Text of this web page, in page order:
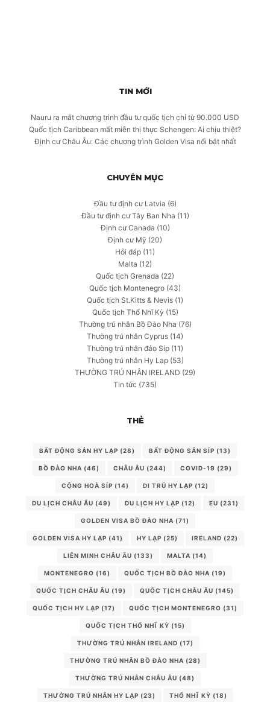
TIN MỚI
Nauru ra mắt chương trình đầu tư quốc tịch chỉ từ 90.000 USD
Quốc tịch Caribbean mất miễn thị thực Schengen: Ai chịu thiệt?
Định cư Châu Âu: Các chương trình Golden Visa nổi bật nhất
CHUYÊN MỤC
Đầu tư định cư Latvia (6)
Đầu tư định cư Tây Ban Nha (11)
Định cư Canada (10)
Định cư Mỹ (20)
Hỏi đáp (11)
Malta (12)
Quốc tịch Grenada (22)
Quốc tịch Montenegro (43)
Quốc tịch St.Kitts & Nevis (1)
Quốc tịch Thổ Nhĩ Kỳ (15)
Thường trú nhân Bồ Đào Nha (76)
Thường trú nhân Cyprus (14)
Thường trú nhân đảo Síp (11)
Thường trú nhân Hy Lạp(53)
THƯỜNG TRÚ NHÂN IRELAND (29)
Tin tức (735)
THẺ
BẤT ĐỘNG SẢN HY LẠP (28) BẤT ĐỘNG SẢN SÍP (13)
BỒ ĐÀO NHA (46) CHÂU ÂU (244) COVID-19 (29)
CỘNG HOÀ SÍP (14) DI TRÚ HY LẠP (12)
DU LỊCH CHÂU ÂU (49) DU LỊCH HY LẠP (12) EU (231)
GOLDEN VISA BỒ ĐÀO NHA (71)
GOLDEN VISA HY LẠP (41) HY LẠP (25) IRELAND (22)
LIÊN MINH CHÂU ÂU (133) MALTA (14)
MONTENEGRO (16) QUỐC TỊCH BỒ ĐÀO NHA (19)
QUỐC TỊCH CHÂU ÂU (19) QUỐC TỊCH CHÂU ÂU (145)
QUỐC TỊCH HY LẠP (17) QUỐC TỊCH MONTENEGRO (31)
QUỐC TỊCH THỔ NHĨ KỲ (15)
THƯỜNG TRÚ NHÂN IRELAND (17)
THƯỜNG TRÚ NHÂN BỒ ĐÀO NHA (28)
THƯỜNG TRÚ NHÂN CHÂU ÂU (48)
THƯỜNG TRÚ NHÂN HY LẠP (23) THỔ NHĨ KỲ (18)